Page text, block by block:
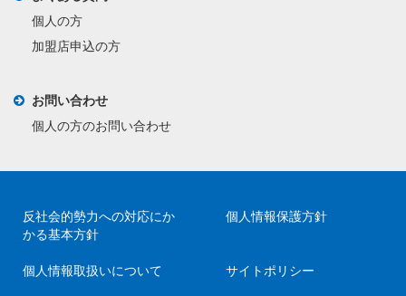
個人の方
加盟店申込の方
お問い合わせ
個人の方のお問い合わせ
反社会的勢力への対応にか
かる基本方針
個人情報保護方針
個人情報取扱いについて サイトポリシー